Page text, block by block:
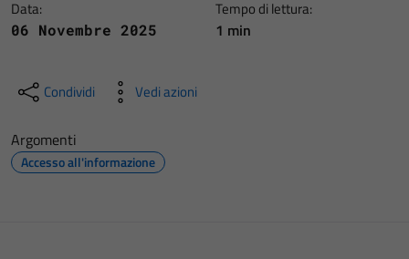
Data:
06 Novembre 2025
Tempo di lettura:
1 min
Condividi Vedi azioni
Argomenti
Accesso all'informazione